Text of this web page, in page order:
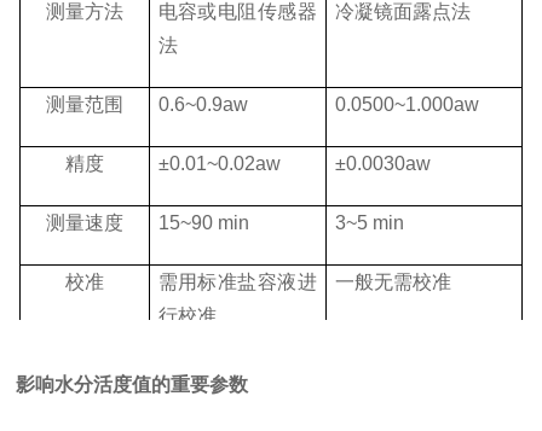
测量方法
电容或电阻传感器
法
冷凝镜面露点法
测量范围 0.6~0.9aw 0.0500~1.000aw
精度 ±0.01~0.02aw ±0.0030aw
测量速度 15~90 min 3~5 min
校准
需用标准盐容液进
行校准
一般无需校准
维护
传感器易受污染,
影响水分活度值的重要参数